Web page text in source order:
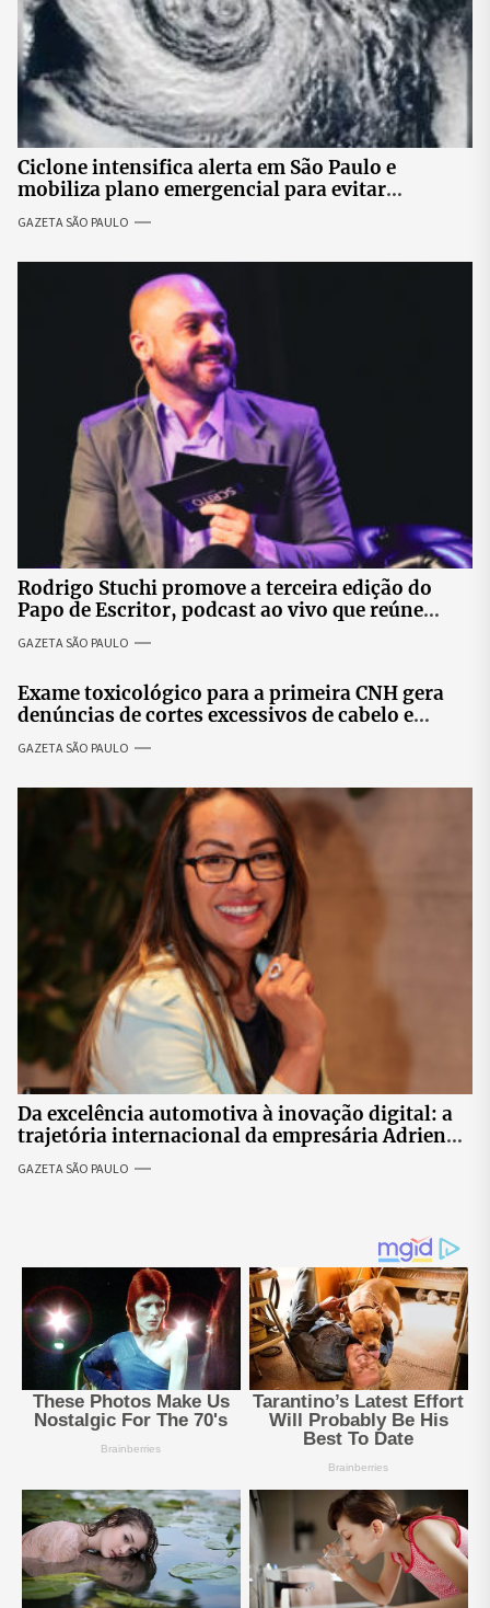
Ciclone intensifica alerta em São Paulo e
mobiliza plano emergencial para evitar
impactos no fornecimento de energia
GAZETA SÃO PAULO
Rodrigo Stuchi promove a terceira edição do
Papo de Escritor, podcast ao vivo que reúne
especialistas para discutir saúde mental e
prosperidade.
GAZETA SÃO PAULO
Exame toxicológico para a primeira CNH gera
denúncias de cortes excessivos de cabelo e
revolta entre candidatas
GAZETA SÃO PAULO
Da excelência automotiva à inovação digital: a
trajetória internacional da empresária Adriene
GAZETA SÃO PAULO